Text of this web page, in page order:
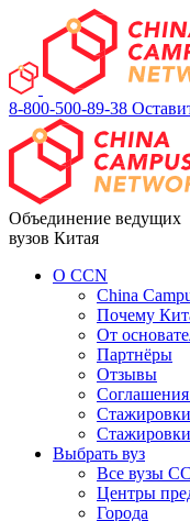
8-800-500-89-38
Объединение ведущих
вузов Китая
О ССN
China
Почему
От
Партнёры
Отзывы
Соглашения
Выбрать вуз
Все вузы
Центры
Города